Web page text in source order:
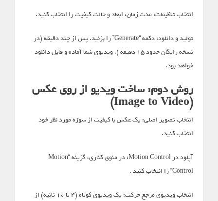
انتخاب تنظیمات: مدت زمان، ابعاد و حالت کیفیت را انتخاب کنید.
تولید و دانلود: دکمه “Generate” را بزنید. پس از چند دقیقه (در
نسخه رایگان حدود ۱۵ دقیقه )، ویدیوی شما آماده و قابل دانلود
خواهد بود.
روش دوم: ساخت ویدیو از روی عکس
(Image to Video)
انتخاب تصویر اصلی: یک عکس با کیفیت از سوژه مورد نظر خود
انتخاب کنید.
آپلود در Motion Control: در منوی کناری، گزینه “Motion
Control” را انتخاب کنید .
انتخاب ویدیوی مرجع حرکت: یک ویدیوی کوتاه (۴ تا ۱۰ ثانیه) از